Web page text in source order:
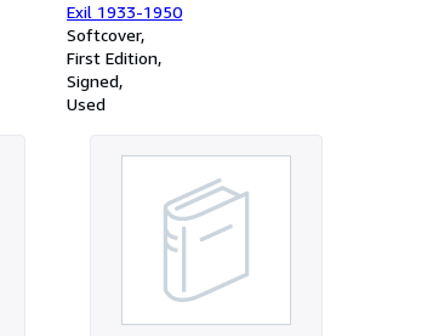
Exil 1933-1950
Softcover
First Edition
Signed
Used